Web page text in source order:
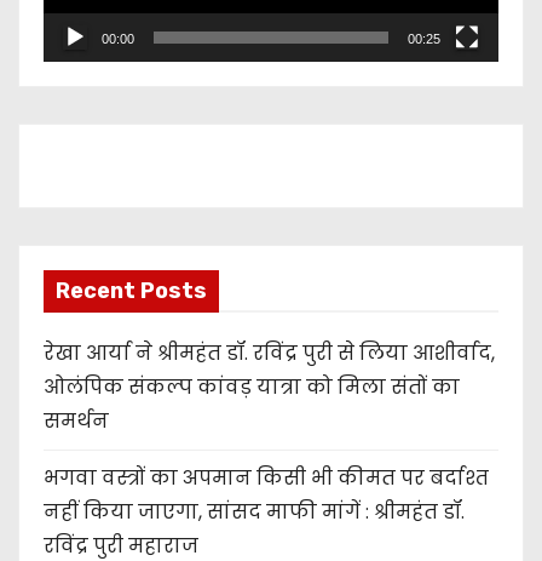
a
00:00 00:25
Recent Posts
रेखा आर्या ने श्रीमहंत डॉ. रविंद्र पुरी से लिया आशीर्वाद,
ओलंपिक संकल्प कांवड़ यात्रा को मिला संतों का
समर्थन
भगवा वस्त्रों का अपमान किसी भी कीमत पर बर्दाश्त
नहीं किया जाएगा, सांसद माफी मांगें : श्रीमहंत डॉ.
रविंद्र पुरी महाराज